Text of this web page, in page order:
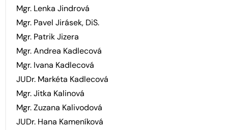
Mgr. Lenka Jindrová
Mgr. Pavel Jirásek, DiS.
Mgr. Patrik Jizera
Mgr. Andrea Kadlecová
Mgr. Ivana Kadlecová
JUDr. Markéta Kadlecová
Mgr. Jitka Kalinová
Mgr. Zuzana Kalivodová
JUDr. Hana Kameníková